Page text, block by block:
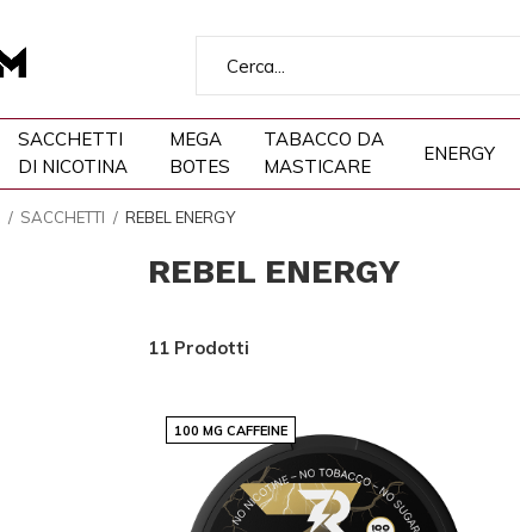
SACCHETTI
DI NICOTINA
MEGA
BOTES
TABACCO DA
MASTICARE
ENERGY
SACCHETTI REBEL ENERGY
REBEL ENERGY
11 Prodotti
100 MG CAFFEINE